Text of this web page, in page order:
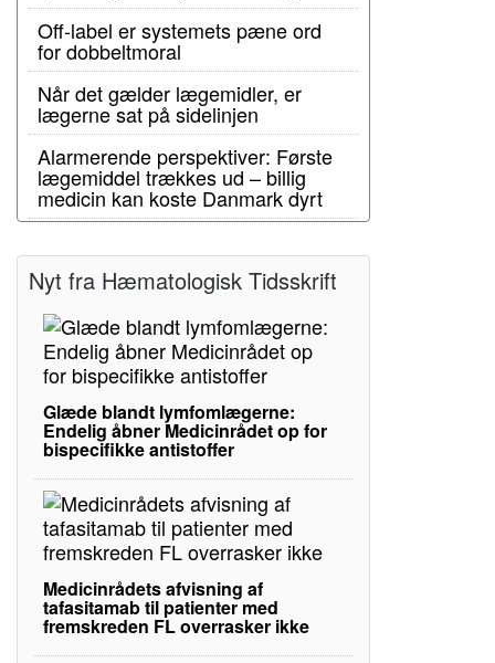
Off-label er systemets pæne ord
for dobbeltmoral
Når det gælder lægemidler, er
lægerne sat på sidelinjen
Alarmerende perspektiver: Første
lægemiddel trækkes ud – billig
medicin kan koste Danmark dyrt
Nyt fra Hæmatologisk Tidsskrift
Glæde blandt lymfomlægerne:
Endelig åbner Medicinrådet op for
bispecifikke antistoffer
Medicinrådets afvisning af
tafasitamab til patienter med
fremskreden FL overrasker ikke